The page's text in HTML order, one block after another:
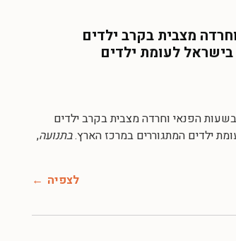
מצבית בקרב ילדים
בישראל לעומת ילדים
גופנית בשעות הפנאי וחרדה מצבית בקרב ילדים
ילדים המתגוררים במרכז הארץ.בתנועה,
לצפיה